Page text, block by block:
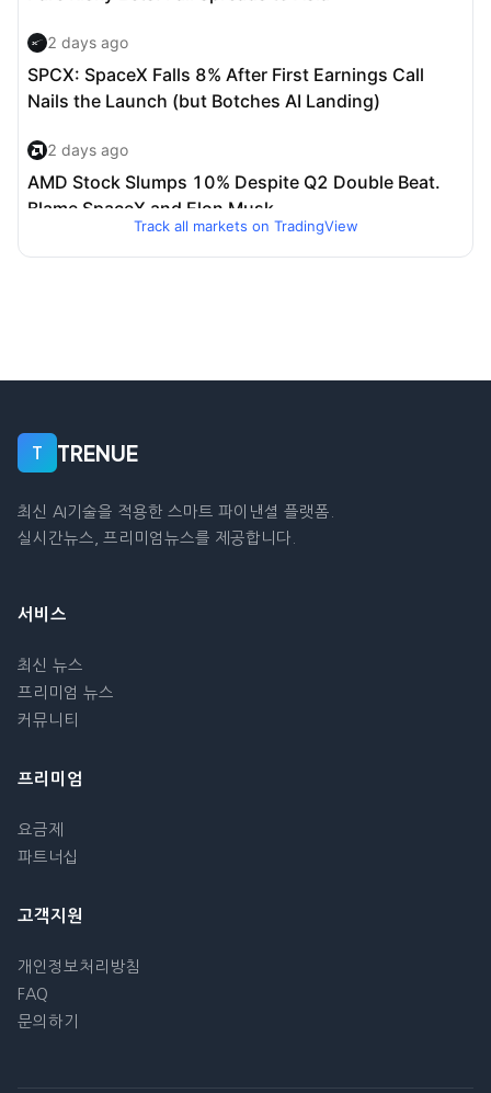
Track all markets on TradingView
T TRENUE
최신 AI기술을 적용한 스마트 파이낸셜 플랫폼.
실시간뉴스, 프리미엄뉴스를 제공합니다.
서비스
최신 뉴스
프리미엄 뉴스
커뮤니티
프리미엄
요금제
파트너십
고객지원
개인정보처리방침
FAQ
문의하기